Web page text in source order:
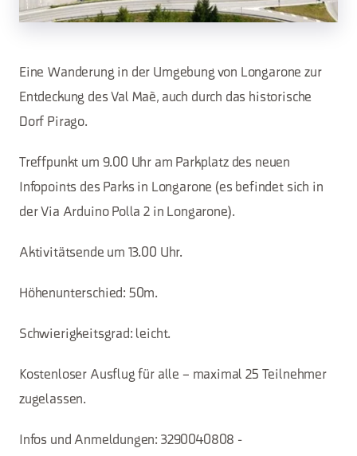
Eine Wanderung in der Umgebung von Longarone zur
Entdeckung des Val Maè, auch durch das historische
Dorf Pirago.
Treffpunkt um 9.00 Uhr am Parkplatz des neuen
Infopoints des Parks in Longarone (es befindet sich in
der Via Arduino Polla 2 in Longarone).
Aktivitätsende um 13.00 Uhr.
Höhenunterschied: 50m.
Schwierigkeitsgrad: leicht.
Kostenloser Ausflug für alle – maximal 25 Teilnehmer
zugelassen.
Infos und Anmeldungen: 3290040808 -